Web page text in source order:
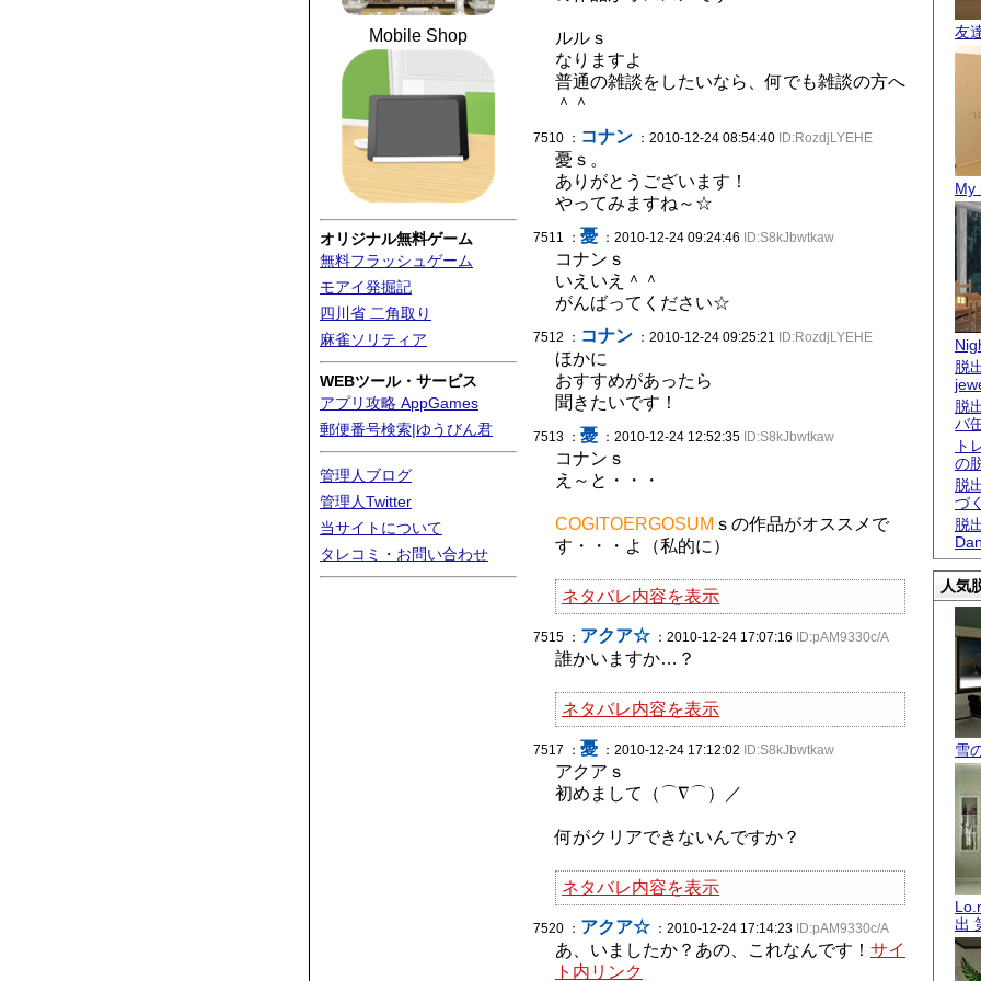
Mobile Shop
オリジナル無料ゲーム
無料フラッシュゲーム
モアイ発掘記
四川省 二角取り
麻雀ソリティア
WEBツール・サービス
アプリ攻略 AppGames
郵便番号検索|ゆうびん君
管理人ブログ
管理人Twitter
当サイトについて
タレコミ・お問い合わせ
友
My
脱
脱
バ
ト
の
脱
づ
脱
人気
雪
出
ルルｓ
なりますよ
普通の雑談をしたいなら、何でも雑談の方へ
＾＾
7510 ： コナン ：2010-12-24 08:54:40 ID:RozdjLYEHE
憂ｓ。
ありがとうございます！
やってみますね～☆
7511 ： 憂 ：2010-12-24 09:24:46 ID:S8kJbwtkaw
コナンｓ
いえいえ＾＾
がんばってください☆
7512 ： コナン ：2010-12-24 09:25:21 ID:RozdjLYEHE
ほかに
おすすめがあったら
聞きたいです！
7513 ： 憂 ：2010-12-24 12:52:35 ID:S8kJbwtkaw
コナンｓ
え～と・・・
COGITOERGOSUM ｓの作品がオススメで
す・・・よ（私的に）
ネタバレ内容を表示
7515 ： アクア☆ ：2010-12-24 17:07:16 ID:pAM9330c/A
誰かいますか…？
ネタバレ内容を表示
7517 ： 憂 ：2010-12-24 17:12:02 ID:S8kJbwtkaw
アクアｓ
初めまして（⌒∇⌒）／
何がクリアできないんですか？
ネタバレ内容を表示
7520 ： アクア☆ ：2010-12-24 17:14:23 ID:pAM9330c/A
あ、いましたか？あの、これなんです！ サイ
ト内リンク